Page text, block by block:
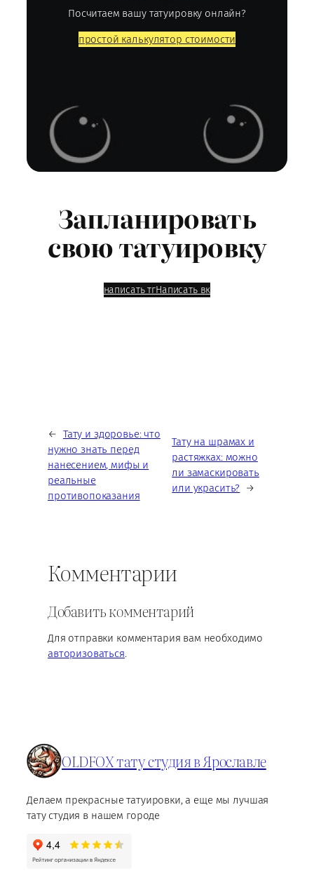
Посчитаем вашу татуировку онлайн?
простой калькулятор стоимости
Запланировать
свою татуировку
написать тгНаписать вк
← Тату и здоровье: что
нужно знать перед
нанесением, мифы и
реальные
противопоказания
Тату на шрамах и
растяжках: можно
ли замаскировать
или украсить?
→
Комментарии
Добавить комментарий
Для отправки комментария вам необходимо
авторизоваться.
OLDFOX тату студия в Ярославле
Делаем прекрасные татуировки, а еще мы лучшая
тату студия в нашем городе